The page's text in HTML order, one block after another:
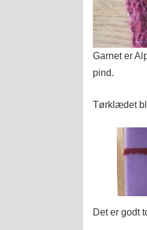
Garnet er
pind.
Tørklædet
Det er godt